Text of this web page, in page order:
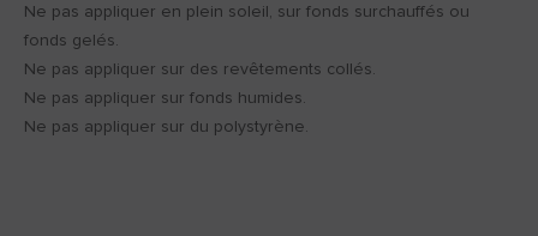
Ne pas appliquer en plein soleil, sur fonds surchauffés ou
fonds gelés.
Ne pas appliquer sur des revêtements collés.
Ne pas appliquer sur fonds humides.
Ne pas appliquer sur du polystyrène.